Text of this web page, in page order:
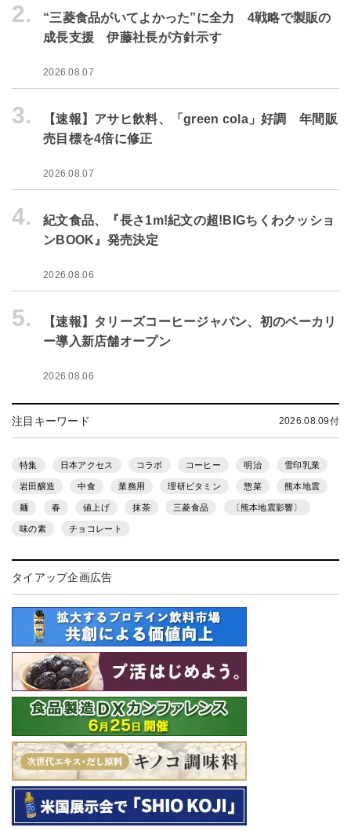
2.
“三菱食品がいてよかった”に全力 4戦略で製販の
成長支援 伊藤社長が方針示す
2026.08.07
3.
【速報】アサヒ飲料、「green cola」好調 年間販
売目標を4倍に修正
2026.08.07
4.
紀文食品、『長さ1m!紀文の超!BIGちくわクッショ
ンBOOK』発売決定
2026.08.06
5.
【速報】タリーズコーヒージャパン、初のベーカリ
ー導入新店舗オープン
2026.08.06
注目キーワード 2026.08.09付
特集 日本アクセス コラボ コーヒー 明治 雪印乳業
岩田醸造 中食 業務用 理研ビタミン 惣菜 熊本地震
麺 春 値上げ 抹茶 三菱食品 〔熊本地震影響〕
味の素 チョコレート
タイアップ企画広告